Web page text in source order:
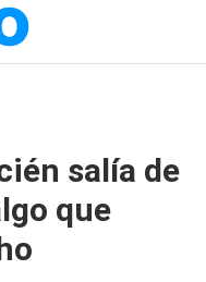
salía de
que